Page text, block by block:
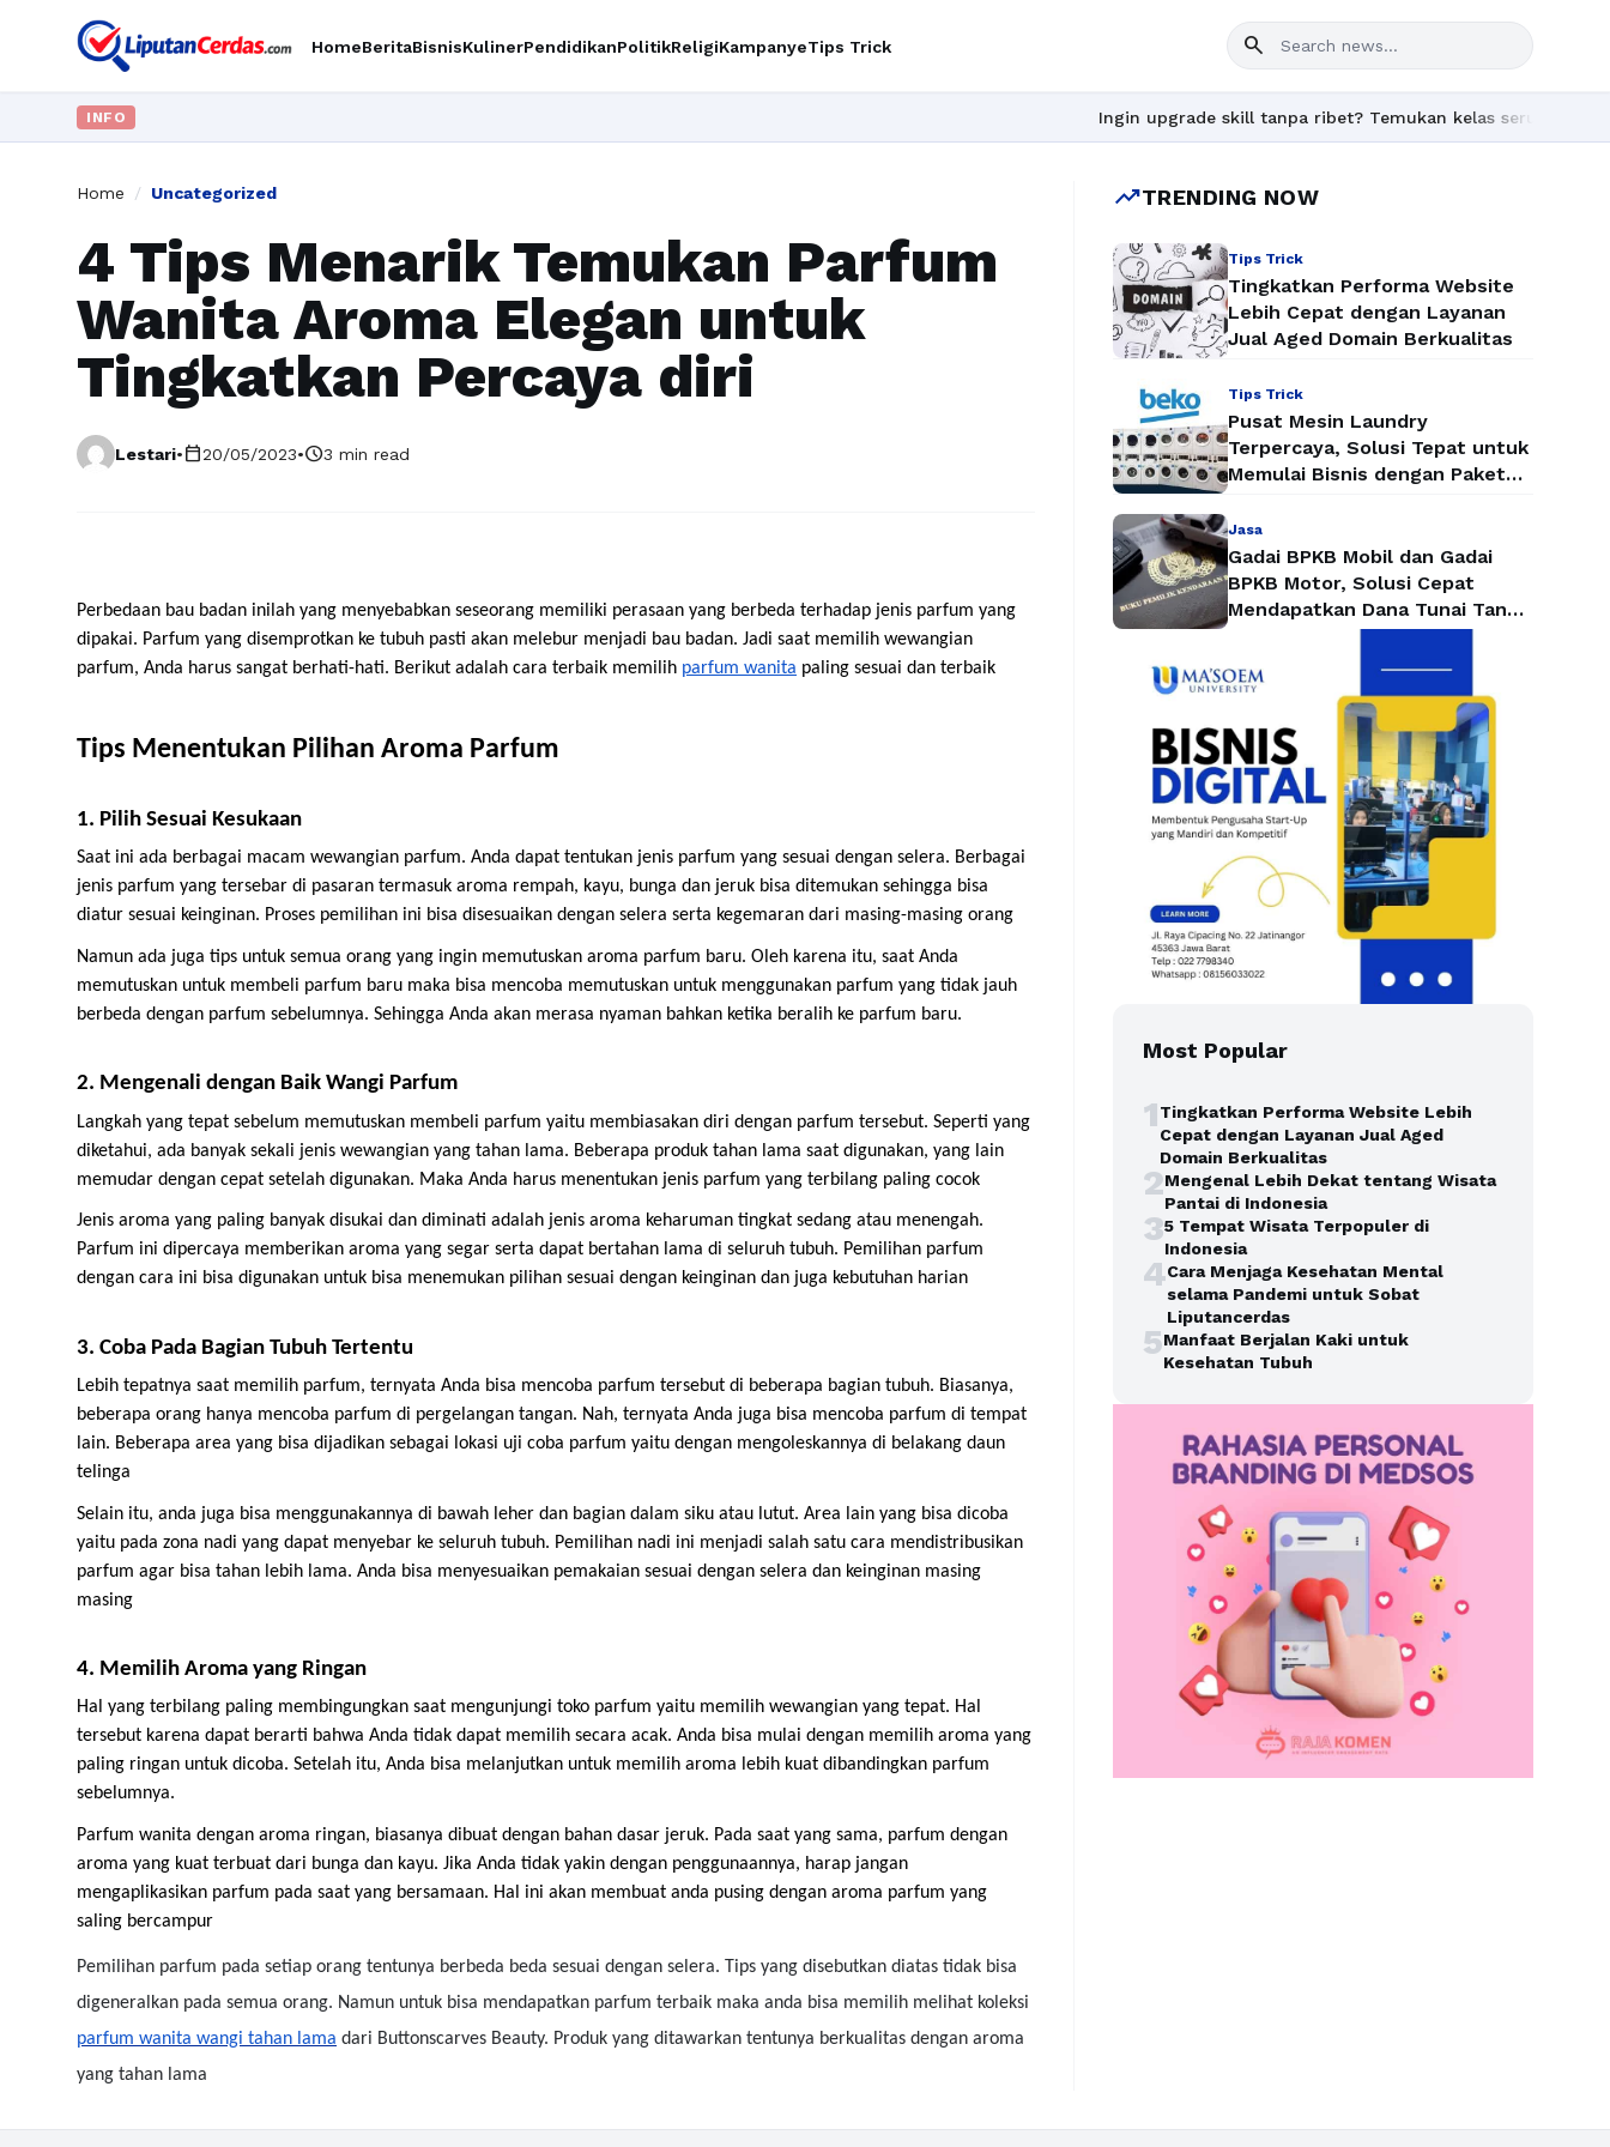
HomeBeritaBisnisKulinerPendidikanPolitikReligiKampanyeTips Trick search
INFO Ingin upgrade skill tanpa ribet? Temukan kelas seru dan materi
Home / Uncategorized
4 Tips Menarik Temukan Parfum
Wanita Aroma Elegan untuk
Tingkatkan Percaya diri
Lestari•calendar_today20/05/2023•schedule3 min read
Perbedaan bau badan inilah yang menyebabkan seseorang memiliki perasaan yang berbeda terhadap jenis parfum yang
dipakai. Parfum yang disemprotkan ke tubuh pasti akan melebur menjadi bau badan. Jadi saat memilih wewangian
parfum, Anda harus sangat berhati-hati. Berikut adalah cara terbaik memilih parfum wanita paling sesuai dan terbaik
Tips Menentukan Pilihan Aroma Parfum
1. Pilih Sesuai Kesukaan
Saat ini ada berbagai macam wewangian parfum. Anda dapat tentukan jenis parfum yang sesuai dengan selera. Berbagai
jenis parfum yang tersebar di pasaran termasuk aroma rempah, kayu, bunga dan jeruk bisa ditemukan sehingga bisa
diatur sesuai keinginan. Proses pemilihan ini bisa disesuaikan dengan selera serta kegemaran dari masing-masing orang
Namun ada juga tips untuk semua orang yang ingin memutuskan aroma parfum baru. Oleh karena itu, saat Anda
memutuskan untuk membeli parfum baru maka bisa mencoba memutuskan untuk menggunakan parfum yang tidak jauh
berbeda dengan parfum sebelumnya. Sehingga Anda akan merasa nyaman bahkan ketika beralih ke parfum baru.
2. Mengenali dengan Baik Wangi Parfum
Langkah yang tepat sebelum memutuskan membeli parfum yaitu membiasakan diri dengan parfum tersebut. Seperti yang
diketahui, ada banyak sekali jenis wewangian yang tahan lama. Beberapa produk tahan lama saat digunakan, yang lain
memudar dengan cepat setelah digunakan. Maka Anda harus menentukan jenis parfum yang terbilang paling cocok
Jenis aroma yang paling banyak disukai dan diminati adalah jenis aroma keharuman tingkat sedang atau menengah.
Parfum ini dipercaya memberikan aroma yang segar serta dapat bertahan lama di seluruh tubuh. Pemilihan parfum
dengan cara ini bisa digunakan untuk bisa menemukan pilihan sesuai dengan keinginan dan juga kebutuhan harian
3. Coba Pada Bagian Tubuh Tertentu
Lebih tepatnya saat memilih parfum, ternyata Anda bisa mencoba parfum tersebut di beberapa bagian tubuh. Biasanya,
beberapa orang hanya mencoba parfum di pergelangan tangan. Nah, ternyata Anda juga bisa mencoba parfum di tempat
lain. Beberapa area yang bisa dijadikan sebagai lokasi uji coba parfum yaitu dengan mengoleskannya di belakang daun
telinga
Selain itu, anda juga bisa menggunakannya di bawah leher dan bagian dalam siku atau lutut. Area lain yang bisa dicoba
yaitu pada zona nadi yang dapat menyebar ke seluruh tubuh. Pemilihan nadi ini menjadi salah satu cara mendistribusikan
parfum agar bisa tahan lebih lama. Anda bisa menyesuaikan pemakaian sesuai dengan selera dan keinginan masing
masing
4. Memilih Aroma yang Ringan
Hal yang terbilang paling membingungkan saat mengunjungi toko parfum yaitu memilih wewangian yang tepat. Hal
tersebut karena dapat berarti bahwa Anda tidak dapat memilih secara acak. Anda bisa mulai dengan memilih aroma yang
paling ringan untuk dicoba. Setelah itu, Anda bisa melanjutkan untuk memilih aroma lebih kuat dibandingkan parfum
sebelumnya.
Parfum wanita dengan aroma ringan, biasanya dibuat dengan bahan dasar jeruk. Pada saat yang sama, parfum dengan
aroma yang kuat terbuat dari bunga dan kayu. Jika Anda tidak yakin dengan penggunaannya, harap jangan
mengaplikasikan parfum pada saat yang bersamaan. Hal ini akan membuat anda pusing dengan aroma parfum yang
saling bercampur
Pemilihan parfum pada setiap orang tentunya berbeda beda sesuai dengan selera. Tips yang disebutkan diatas tidak bisa
digeneralkan pada semua orang. Namun untuk bisa mendapatkan parfum terbaik maka anda bisa memilih melihat koleksi
parfum wanita wangi tahan lama dari Buttonscarves Beauty. Produk yang ditawarkan tentunya berkualitas dengan aroma
yang tahan lama
trending_upTRENDING NOW
Tips Trick
Tingkatkan Performa Website
Lebih Cepat dengan Layanan
Jual Aged Domain Berkualitas
Tips Trick
Pusat Mesin Laundry
Terpercaya, Solusi Tepat untuk
Memulai Bisnis dengan Paket
Jasa
Gadai BPKB Mobil dan Gadai
BPKB Motor, Solusi Cepat
Mendapatkan Dana Tunai Tanpa
Kehilangan Kendaraan
Most Popular
1Tingkatkan Performa Website Lebih
Cepat dengan Layanan Jual Aged
Domain Berkualitas
2Mengenal Lebih Dekat tentang Wisata
Pantai di Indonesia
35 Tempat Wisata Terpopuler di
Indonesia
4Cara Menjaga Kesehatan Mental
selama Pandemi untuk Sobat
Liputancerdas
5Manfaat Berjalan Kaki untuk
Kesehatan Tubuh